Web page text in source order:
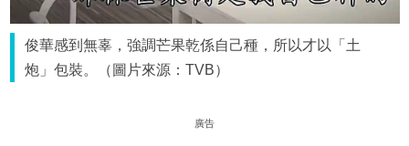
俊華感到無辜，強調芒果乾係自己種，所以才以「土
炮」包裝。（圖片來源：TVB）
廣告